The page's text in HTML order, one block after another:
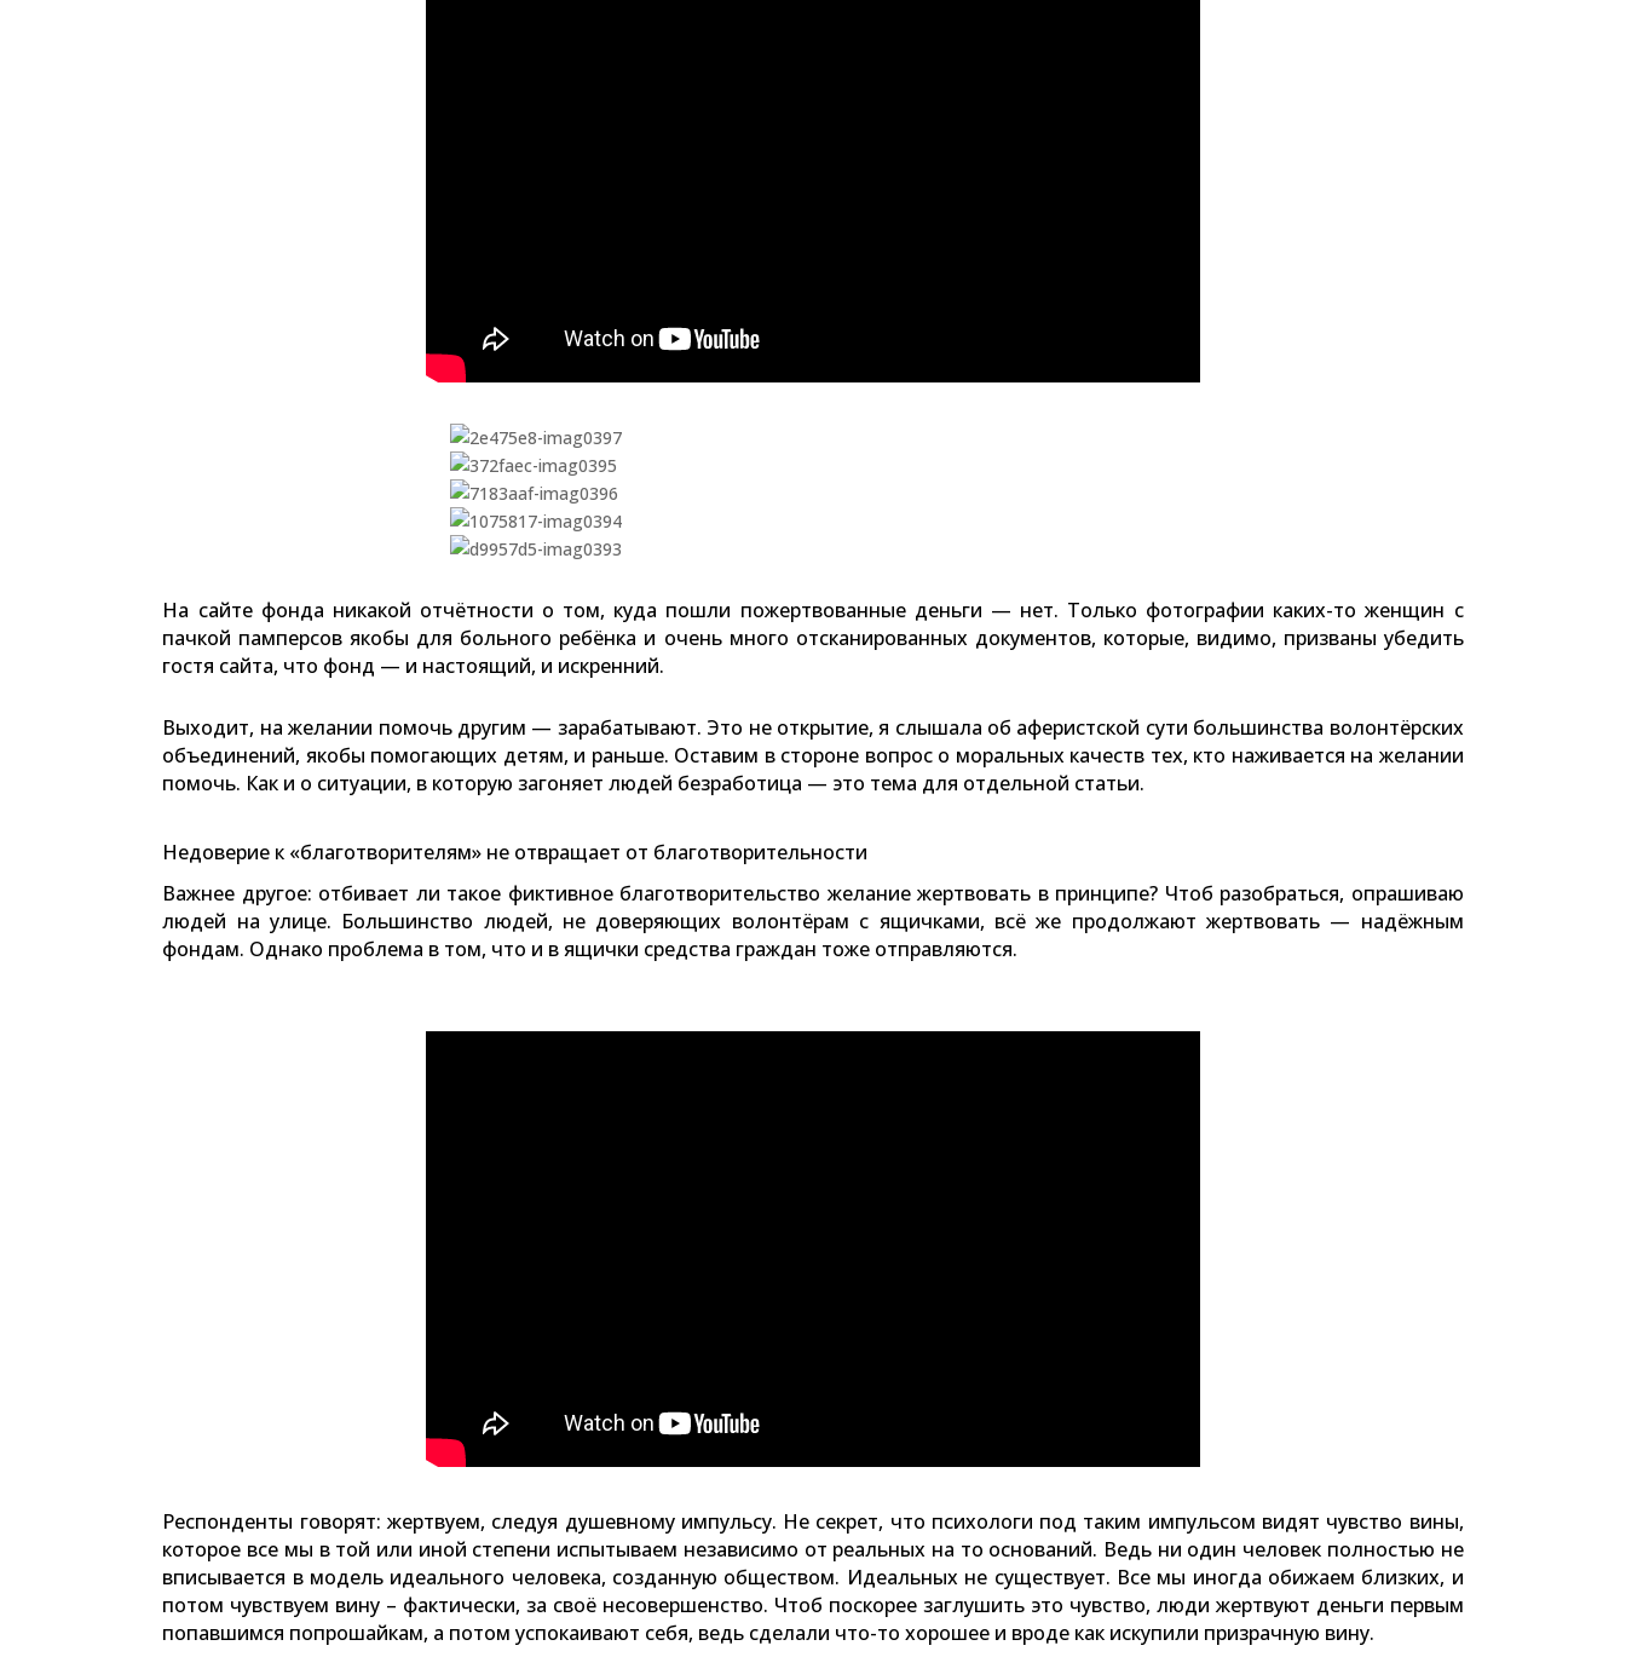
На сайте фонда никакой отчётности о том, куда пошли пожертвованные деньги — нет. Только фотографии каких-то женщин с
пачкой памперсов якобы для больного ребёнка и очень много отсканированных документов, которые, видимо, призваны убедить
гостя сайта, что фонд — и настоящий, и искренний.
Выходит, на желании помочь другим — зарабатывают. Это не открытие, я слышала об аферистской сути большинства волонтёрских
объединений, якобы помогающих детям, и раньше. Оставим в стороне вопрос о моральных качеств тех, кто наживается на желании
помочь. Как и о ситуации, в которую загоняет людей безработица — это тема для отдельной статьи.
Недоверие к «благотворителям» не отвращает от благотворительности
Важнее другое: отбивает ли такое фиктивное благотворительство желание жертвовать в принципе? Чтоб разобраться, опрашиваю
людей на улице. Большинство людей, не доверяющих волонтёрам с ящичками, всё же продолжают жертвовать — надёжным
фондам. Однако проблема в том, что и в ящички средства граждан тоже отправляются.
Респонденты говорят: жертвуем, следуя душевному импульсу. Не секрет, что психологи под таким импульсом видят чувство вины,
которое все мы в той или иной степени испытываем независимо от реальных на то оснований. Ведь ни один человек полностью не
вписывается в модель идеального человека, созданную обществом. Идеальных не существует. Все мы иногда обижаем близких, и
потом чувствуем вину – фактически, за своё несовершенство. Чтоб поскорее заглушить это чувство, люди жертвуют деньги первым
попавшимся попрошайкам, а потом успокаивают себя, ведь сделали что-то хорошее и вроде как искупили призрачную вину.